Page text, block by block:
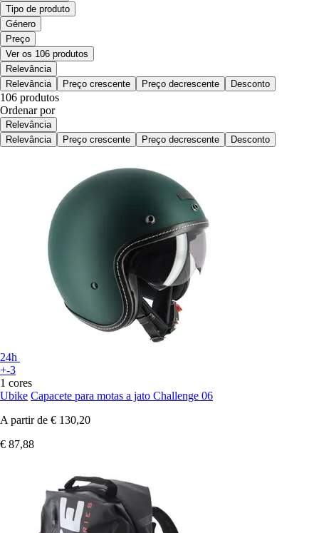
Tipo de produto
Género
Preço
Ver os 106 produtos
Relevância
Relevância
Preço crescente Preço decrescente Desconto
106 produtos
Ordenar por
Relevância
Relevância
Preço crescente Preço decrescente Desconto
24h
+-3
1 cores
Ubike Capacete para motas a jato Challenge 06
A partir de € 130,20
€ 87,88